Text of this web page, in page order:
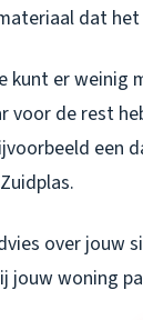
dat
kunt er weinig
voor de rest
een
over jouw
jouw woning